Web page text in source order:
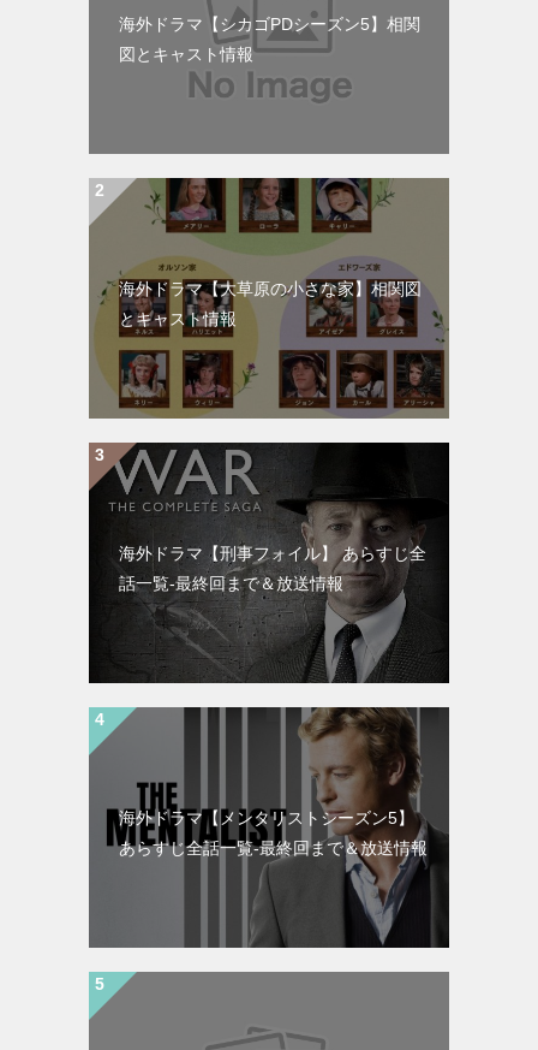
海外ドラマ【シカゴPDシーズン5】相関
図とキャスト情報
海外ドラマ【大草原の小さな家】相関図
とキャスト情報
海外ドラマ【刑事フォイル】 あらすじ全
話一覧-最終回まで＆放送情報
海外ドラマ【メンタリストシーズン5】
あらすじ全話一覧-最終回まで＆放送情報